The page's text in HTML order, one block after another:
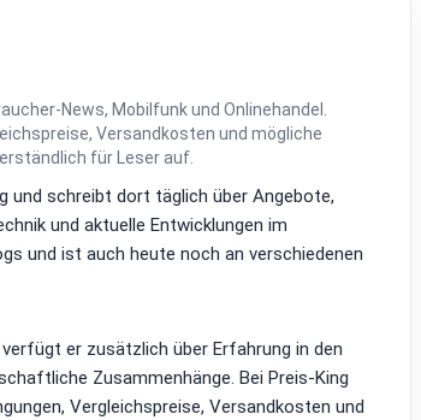
News, Mobilfunk und Onlinehandel.
Versandkosten und mögliche
für Leser auf.
und schreibt dort täglich über Angebote,
und aktuelle Entwicklungen im
und ist auch heute noch an verschiedenen
er zusätzlich über Erfahrung in den
Zusammenhänge. Bei Preis-King
Vergleichspreise, Versandkosten und